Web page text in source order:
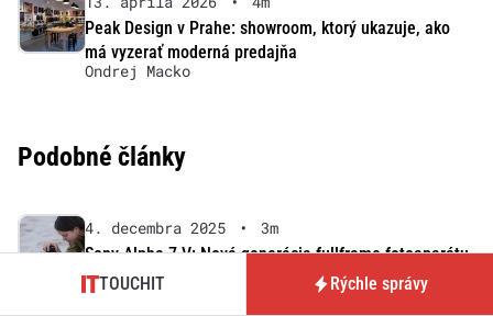
Peak Design v Prahe: showroom, ktorý ukazuje, ako
má vyzerať moderná predajňa
Ondrej Macko
Podobné články
4. decembra 2025 •
3m
Sony Alpha 7 V: Nová generácia fullframe fotoaparátu
s AI, ktorá mení spôsob fotografovania
TOUCHIT Rýchle správy